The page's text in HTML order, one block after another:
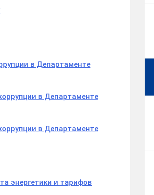
в Департаменте
в Департаменте
в Департаменте
энергетики и тарифов